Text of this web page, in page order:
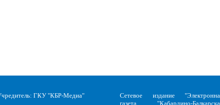
ГКУ "КБР-Медиа"
Сетевое издание
газета "Кабардино-